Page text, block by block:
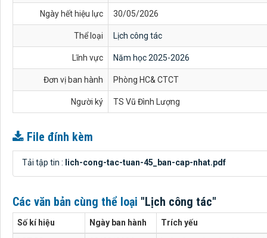
Ngày hết hiệu lực 30/05/2026
Thể loại Lịch công tác
Lĩnh vực Năm học 2025-2026
Đơn vị ban hành Phòng HC& CTCT
Người ký TS Vũ Đình Lượng
File đính kèm
Tải tập tin : lich-cong-tac-tuan-45_ban-cap-nhat.pdf
Các văn bản cùng thể loại "Lịch công tác"
Số kí hiệu Ngày ban hành Trích yếu